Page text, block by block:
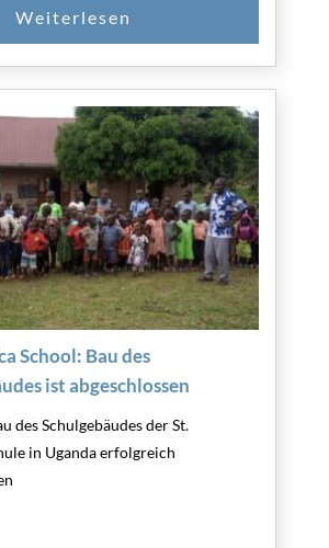
School: Bau des
ist abgeschlossen
des Schulgebäudes der St.
in Uganda erfolgreich